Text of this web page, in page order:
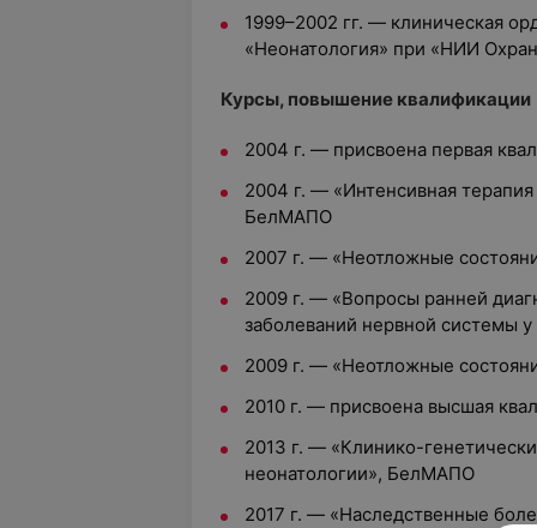
1999–2002 гг. — клиническая
«Неонатология» при «НИИ
Курсы, повышение квалификации
2004 г. — присвоена первая
2004 г. — «Интенсивная
БелМАПО
2007 г. — «Неотложные
2009 г. — «Вопросы ранней
заболеваний нервной системы
2009 г. — «Неотложные
2010 г. — присвоена высшая
2013 г. — «Клинико-
неонатологии», БелМАПО
2017 г. — «Наследственные